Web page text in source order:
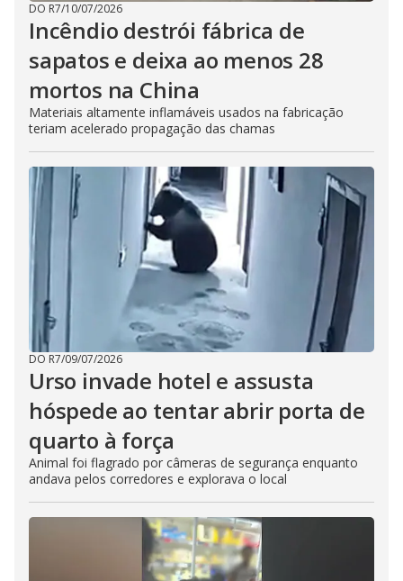
DO R7/10/07/2026
Incêndio destrói fábrica de
sapatos e deixa ao menos 28
mortos na China
Materiais altamente inflamáveis usados na fabricação
teriam acelerado propagação das chamas
DO R7/09/07/2026
Urso invade hotel e assusta
hóspede ao tentar abrir porta de
quarto à força
Animal foi flagrado por câmeras de segurança enquanto
andava pelos corredores e explorava o local